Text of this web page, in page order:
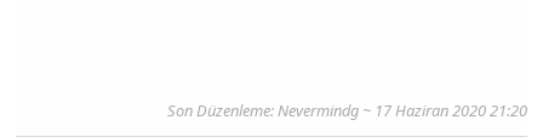
Son Düzenleme: Nevermindg ~ 17 Haziran 2020 21:20